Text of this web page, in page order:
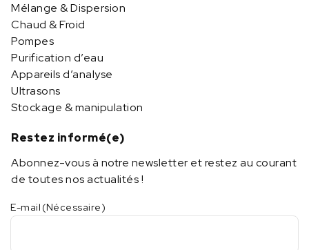
Mélange & Dispersion
Chaud & Froid
Pompes
Purification d’eau
Appareils d’analyse
Ultrasons
Stockage & manipulation
Restez informé(e)
Abonnez-vous à notre newsletter et restez au courant
de toutes nos actualités !
E-mail (Nécessaire)